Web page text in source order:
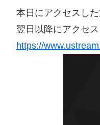
本日にアクセスし
翌日以降にアクセ
https://